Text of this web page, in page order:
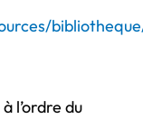
l’ordre du